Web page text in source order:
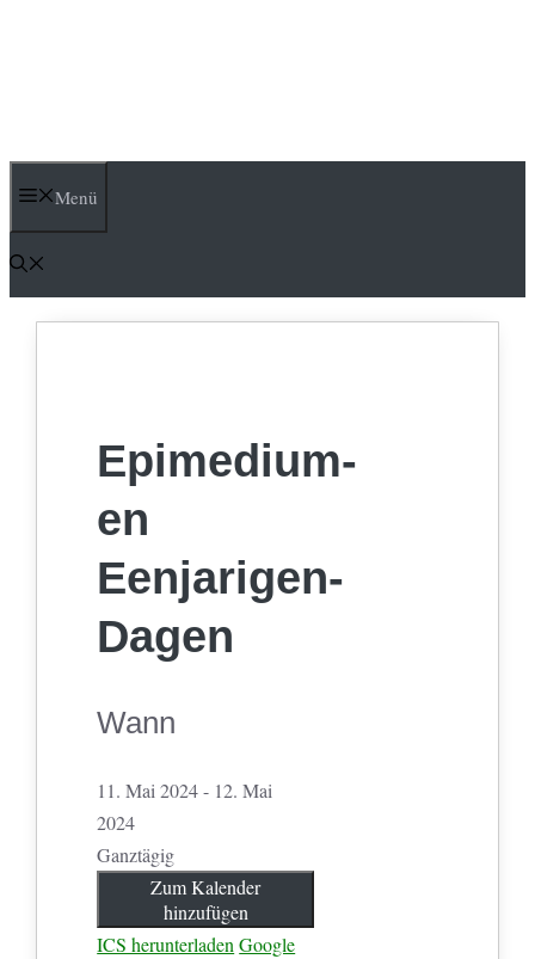
Menü
Epimedium-
en
Eenjarigen-
Dagen
Wann
11. Mai 2024 - 12. Mai
2024
Ganztägig
Zum Kalender
hinzufügen
ICS herunterladen Google